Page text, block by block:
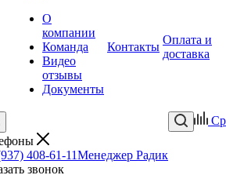
О
компании
Команда
Видео
отзывы
Документы
Контакты
Оплата и
доставка
408-61-11Менеджер Радик
звонок